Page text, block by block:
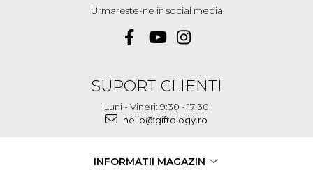
Urmareste-ne in social media
SUPORT CLIENTI
Luni - Vineri: 9:30 - 17:30
hello@giftology.ro
INFORMATII MAGAZIN